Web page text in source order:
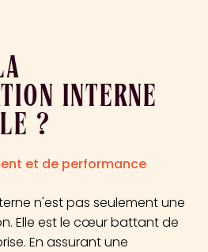
INTERNE
?
et de performance
n'est pas seulement une
Elle est le cœur battant de
En assurant une